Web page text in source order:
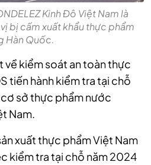
Kinh Đô Việt Nam là
bị cấm xuất khẩu thực phẩm
Hàn Quốc.
kiểm soát an toàn thực
tiến hành kiểm tra tại chỗ
sở thực phẩm nước
Nam.
xuất thực phẩm Việt Nam
kiểm tra tại chỗ năm 2024